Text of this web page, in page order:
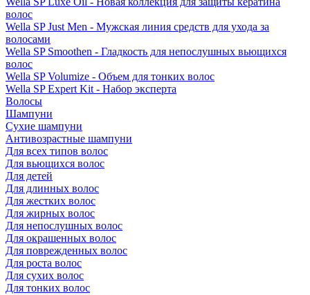
волос
Wella SP Just Men - Мужская линия средств для ухода за
волосами
Wella SP Smoothen - Гладкость для непослушных вьющихся
волос
Wella SP Volumize - Объем для тонких волос
Wella SP Expert Kit - Набор эксперта
Волосы
Шампуни
Сухие шампуни
Антивозрастные шампуни
Для всех типов волос
Для вьющихся волос
Для детей
Для длинных волос
Для жестких волос
Для жирных волос
Для непослушных волос
Для окрашенных волос
Для поврежденных волос
Для роста волос
Для сухих волос
Для тонких волос